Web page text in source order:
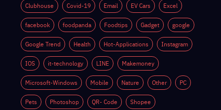
ไหม
Clubhouse Covid-19 Email EV Cars Excel
facebook foodpanda Foodtips Gadget google
Google Trend Health Hot-Applications Instagram
IOS it-technology LINE Makemoney
Microsoft-Windows Mobile Nature Other PC
Pets Photoshop QR- Code Shopee